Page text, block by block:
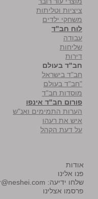
ציציות וטליתות
משחקי ילדים
לוח חב"ד
עבודה
שליחות
דירות
חב"ד בעולם
חב"ד בישראל
"חב"ד בעולם
מוסדות חב"ד
פורום חב"ד אינפו
הערות התמימים ואנ"ש
איש את רעהו
על דעת הקהל
אודות
פנו אלינו
שלחו ידיעה:
פרסמו אצלינו